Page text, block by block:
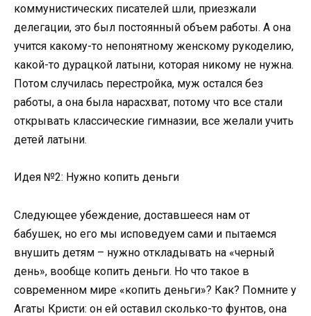
коммунистических писателей шли, приезжали
делегации, это был постоянный объем работы. А она
учится какому-то непонятному женскому рукоделию,
какой-то дурацкой латыни, которая никому не нужна.
Потом случилась перестройка, муж остался без
работы, а она была нарасхват, потому что все стали
открывать классические гимназии, все желали учить
детей латыни.
Идея №2: Нужно копить деньги
Следующее убеждение, доставшееся нам от
бабушек, но его мы исповедуем сами и пытаемся
внушить детям – нужно откладывать на «черный
день», вообще копить деньги. Но что такое в
современном мире «копить деньги»? Как? Помните у
Агаты Кристи: он ей оставил сколько-то фунтов, она